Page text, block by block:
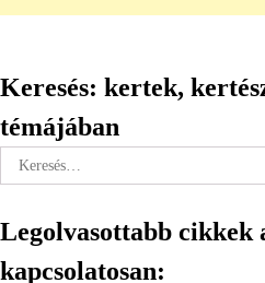
Keresés: kertek,
témájában
Keresés:
Legolvasottabb cikkek
kapcsolatosan: